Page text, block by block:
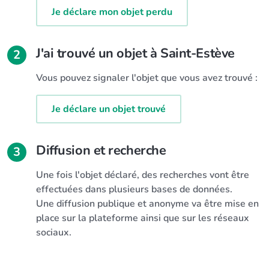
Je déclare mon objet perdu
2 J'ai trouvé un objet à Saint-Estève
Vous pouvez signaler l'objet que vous avez trouvé :
Je déclare un objet trouvé
3 Diffusion et recherche
Une fois l'objet déclaré, des recherches vont être
effectuées dans plusieurs bases de données.
Une diffusion publique et anonyme va être mise en
place sur la plateforme ainsi que sur les réseaux
sociaux.